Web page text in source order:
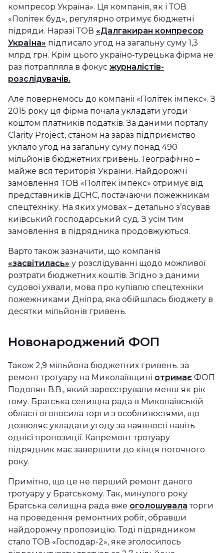
компресор Україна». Ця компанія, як і ТОВ
«Політек буд», регулярно отримує бюджетні
підряди. Наразі ТОВ «Далгакиран компресор
Україна» підписало угод на загальну суму 1,3
млрд грн. Крім цього україно-турецька фірма не
раз потрапляла в фокус журналістів-
розслідувачів.
Але повернемось до компанії «Політек імпекс». З
2015 року ця фірма почала укладати угоди
коштом платників податків. За даними порталу
Clarity Project, станом на зараз підприємство
уклало угод на загальну суму понад 490
мільйонів бюджетних гривень. Географічно –
майже вся територія України. Найдорожчі
замовлення ТОВ «Політек імпекс» отримує від
представників ДСНС, постачаючи пожежникам
спецтехніку. На яких умовах – детально з’ясував
київський господарський суд. З усім тим
замовлення в підрядника продовжуються.
Варто також зазначити, що компанія
«засвітилась» у розслідуванні щодо можливої
розтрати бюджетних коштів. Згідно з даними
судової ухвали, мова про купівлю спецтехніки
пожежниками Дніпра, яка обійшлась бюджету в
десятки мільйонів гривень.
Новонароджений ФОП
Також 2,9 мільйона бюджетних гривень. за
ремонт тротуару на Миколаївщині отримає ФОП
Подолян В.В., який зареєстрували менш як рік
тому. Братська селищна рада в Миколаївській
області оголосила торги з особливостями, що
дозволяє укладати угоду за наявності навіть
однієї пропозиції. Капремонт тротуару
підрядник має завершити до кінця поточного
року.
Примітно, що це не перший ремонт даного
тротуару у Братському. Так, минулого року
Братська селищна рада вже оголошувала торги
на проведення ремонтних робіт, обравши
найдорожчу пропозицію. Тоді підрядником
стало ТОВ «Господар-2», яке зголосилось